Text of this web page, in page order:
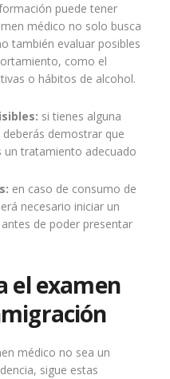
puede tener
médico no solo busca
también evaluar posibles
como el
o hábitos de alcohol.
si tienes alguna
demostrar que
tratamiento adecuado
en caso de consumo de
necesario iniciar un
de poder presentar
el examen
médico no sea un
sigue estas